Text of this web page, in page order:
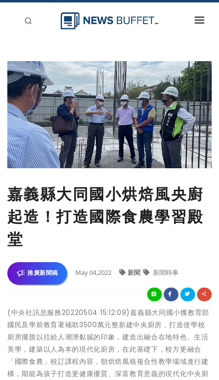
新聞稿分類
登入
刊登
嘉義縣大同國小烘焙風央廚
起造！打造國際食農學習殿
堂
推廣新聞稿 May 04,2022 新聞 新聞時事
(中央社訊息服務20220504 15:12:09)嘉義縣大同國小獲教育部
國民及學前教育署補助3500萬元整新建中央廚房，打造使學校
廚房擺脫以往給人潮溼黏膩的印象，建造出融合在地特色、生活
美學，建築以人為本的現代化廚房，在此基礎下，校方更融合
「國際食農」校訂課程內容，朝烘焙風格複合性教學場域進行建
構，期能為孩子打造更健康優質、深富教育意義的現代化中央廚